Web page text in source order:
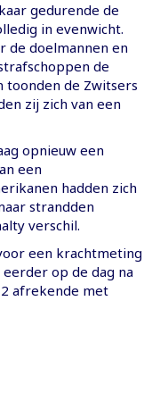
gedurende de
in evenwicht.
de doelmannen en
de
toonden de Zwitsers
zij zich van een
opnieuw een
een
hadden zich
strandden
verschil.
een krachtmeting
op de dag na
afrekende met